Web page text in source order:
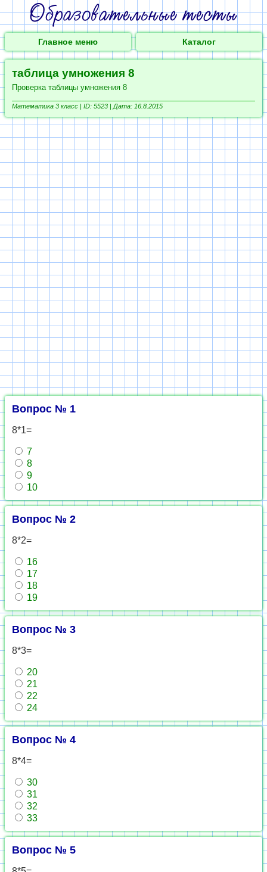
Главное меню Каталог
таблица умножения 8
Проверка таблицы умножения 8
Математика 3 класс | ID: 5523 | Дата: 16.8.2015
Вопрос № 1
8*1=
7
8
9
10
Вопрос № 2
8*2=
16
17
18
19
Вопрос № 3
8*3=
20
21
22
24
Вопрос № 4
8*4=
30
31
32
33
Вопрос № 5